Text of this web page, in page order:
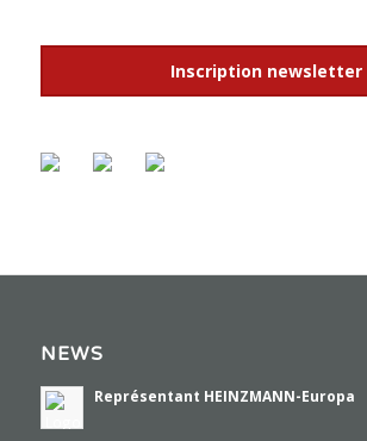
Inscription newsletter
NEWS
Représentant HEINZMANN-Europa